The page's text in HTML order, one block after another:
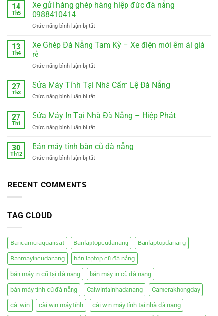
14
Th5
Xe gửi hàng ghép hàng hiệp đức đà nẵng
0988410414
Chức năng bình luận bị tắtở
gửi
hàng
đức
nẵng
13
Th4
Xe Ghép Đà Nẵng Tam Kỳ – Xe điện mới êm ái giá
rẻ
Chức năng bình luận bị tắtở
Ghép
Nẵng
Kỳ
mới
êm
27
Th3
Sửa Máy Tính Tại Nhà Cẩm Lệ Đà Nẵng
Chức năng bình luận bị tắtở
Máy
Tại
Cẩm
27
Th1
Sửa Máy In Tại Nhà Đà Nẵng – Hiệp Phát
Chức năng bình luận bị tắtở
Máy
Tại
30
Th12
Bán máy tính bàn cũ đà nẵng
Chức năng bình luận bị tắtở
RECENT COMMENTS
TAG CLOUD
Bancameraquansat Banlaptopcudanang Banlaptopdanang
Banmayincudanang bán laptop cũ đà nẵng
bán máy in cũ tại đà nẵng bán máy in cũ đà nẵng
bán máy tính cũ đà nẵng Caiwintainhadanang Camerakhongday
cài win cài win máy tính cài win máy tính tại nhà đà nẵng